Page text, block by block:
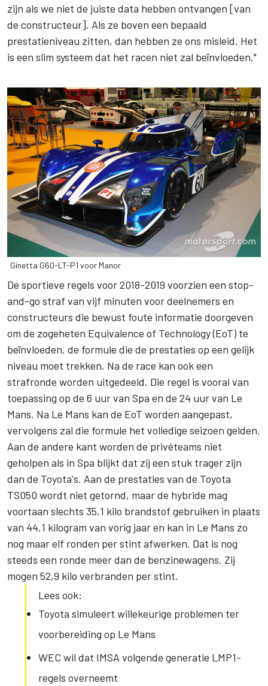
zijn als we niet de juiste data hebben ontvangen [van
de constructeur]. Als ze boven een bepaald
prestatieniveau zitten, dan hebben ze ons misleid. Het
is een slim systeem dat het racen niet zal beïnvloeden."
Ginetta G60-LT-P1 voor Manor
De sportieve regels voor 2018-2019 voorzien een stop-
and-go straf van vijf minuten voor deelnemers en
constructeurs die bewust foute informatie doorgeven
om de zogeheten Equivalence of Technology (EoT) te
beïnvloeden, de formule die de prestaties op een gelijk
niveau moet trekken. Na de race kan ook een
strafronde worden uitgedeeld. Die regel is vooral van
toepassing op de 6 uur van Spa en de 24 uur van Le
Mans. Na Le Mans kan de EoT worden aangepast,
vervolgens zal die formule het volledige seizoen gelden.
Aan de andere kant worden de privéteams niet
geholpen als in Spa blijkt dat zij een stuk trager zijn
dan de Toyota's. Aan de prestaties van de Toyota
TS050 wordt niet getornd, maar de hybride mag
voortaan slechts 35,1 kilo brandstof gebruiken in plaats
van 44,1 kilogram van vorig jaar en kan in Le Mans zo
nog maar elf ronden per stint afwerken. Dat is nog
steeds een ronde meer dan de benzinewagens. Zij
mogen 52,9 kilo verbranden per stint.
Lees ook:
Toyota simuleert willekeurige problemen ter
voorbereiding op Le Mans
WEC wil dat IMSA volgende generatie LMP1-
regels overneemt